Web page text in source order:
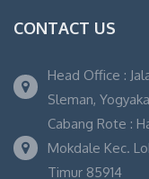
CONTACT US
Head Office :
Sleman,
Cabang Rote :
Mokdale Kec.
Timur 85914